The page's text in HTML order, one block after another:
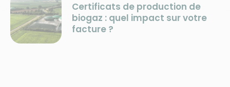
Certificats de production de
biogaz : quel impact sur votre
facture ?